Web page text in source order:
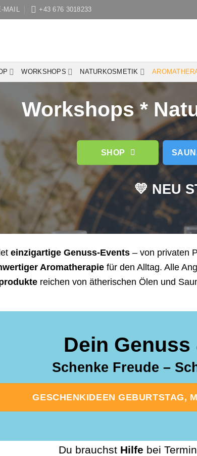
MAIL +43 676 3018233
WORKSHOPS NATURKOSMETIK
Workshops *
SHOP
💛 NEU
einzigartige Genuss-Events– von privaten
Aromatherapie für den Alltag. Alle
reichen von ätherischen Ölen und
Dein
Schenke Freude –
GESCHENKIDEEN GEBURTSTAG,
Du brauchst Hilfe bei